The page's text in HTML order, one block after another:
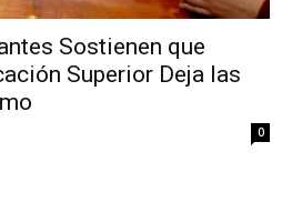
Sostienen que
Superior Deja las
0